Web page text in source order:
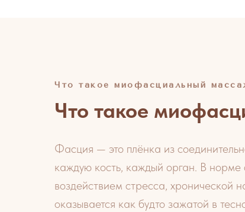
Что такое миофасциальный
Что такое
Фасция — это плёнка из
каждую кость, каждый орган. В
воздействием стресса, хронической
оказывается как будто зажатой в